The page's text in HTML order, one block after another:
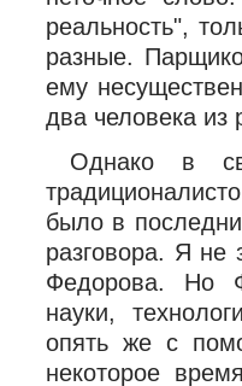
реальность",
разные.
ему
два человека из
Однако в
было в
разговора. Я
Федорова. Но
науки,
опять же с
некоторое